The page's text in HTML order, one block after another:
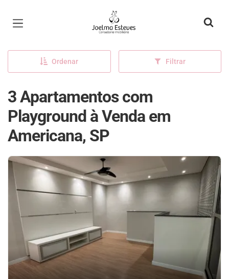
Página inicial
Ordenar Filtrar
3 Apartamentos com
Playground à Venda em
Americana, SP